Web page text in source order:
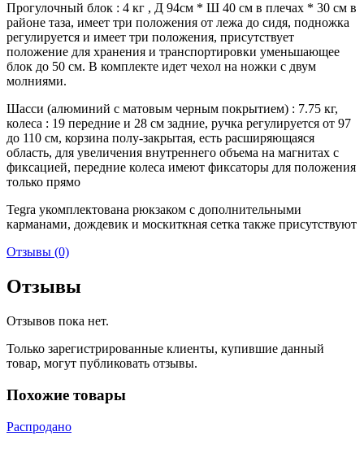
Прогулочный блок : 4 кг , Д 94см * Ш 40 см в плечах * 30 см в
районе таза, имеет три положения от лежа до сидя, подножка
регулируется и имеет три положения, присутствует
положение для хранения и транспортировки уменьшающее
блок до 50 см. В комплекте идет чехол на ножки с двум
молниями.
Шасси (алюминий с матовым черным покрытием) : 7.75 кг,
колеса : 19 передние и 28 см задние, ручка регулируется от 97
до 110 см, корзина полу-закрытая, есть расширяющаяся
область, для увеличения внутреннего объема на магнитах с
фиксацией, передние колеса имеют фиксаторы для положения
только прямо
Tegra укомплектована рюкзаком с дополнительными
карманами, дождевик и москиткная сетка также присутствуют
Отзывы (0)
Отзывы
Отзывов пока нет.
Только зарегистрированные клиенты, купившие данный
товар, могут публиковать отзывы.
Похожие товары
Распродано